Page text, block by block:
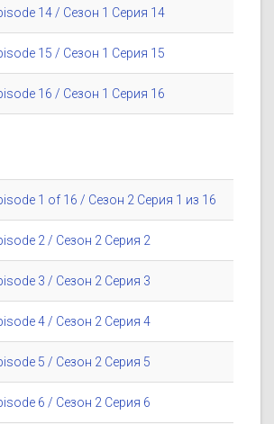
14 / Сезон 1 Серия 14
15 / Сезон 1 Серия 15
16 / Сезон 1 Серия 16
1 of 16 / Сезон 2 Серия 1 из 16
2 / Сезон 2 Серия 2
3 / Сезон 2 Серия 3
4 / Сезон 2 Серия 4
5 / Сезон 2 Серия 5
6 / Сезон 2 Серия 6